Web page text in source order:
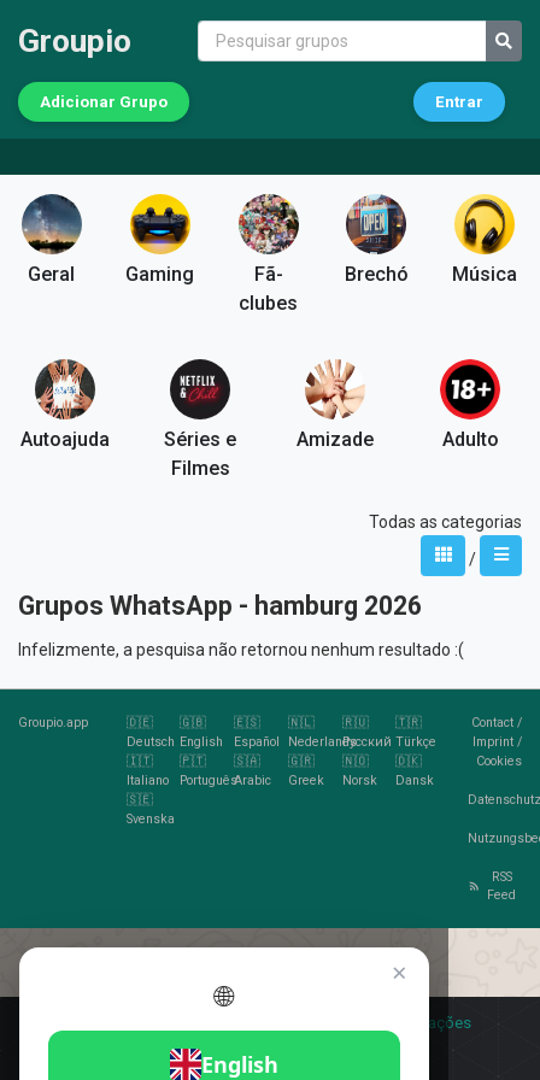
Groupio
Adicionar Grupo Entrar
Geral Gaming
Fã-
clubes
Brechó Música
Autoajuda
Séries e
Filmes
Amizade Adulto
Todas as categorias
/
Grupos WhatsApp - hamburg 2026
Infelizmente, a pesquisa não retornou nenhum resultado :(
Groupio.app
🇩🇪
Deutsch
🇬🇧
English
🇪🇸
Español
🇳🇱
Nederlands
🇷🇺
Русский
🇹🇷
Türkçe
🇮🇹
Italiano
🇵🇹
Português
🇸🇦
Arabic
🇬🇷
Greek
🇳🇴
Norsk
🇩🇰
Dansk
🇸🇪
Svenska
Contact/
Imprint/
Cookies
RSS
Feed
Mais informações
×
🌐
English